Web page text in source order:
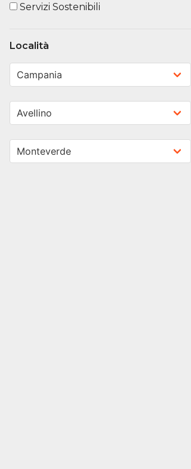
Servizi Sostenibili
Località